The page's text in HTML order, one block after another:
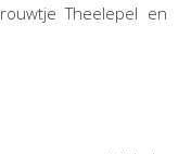
Theelepel en